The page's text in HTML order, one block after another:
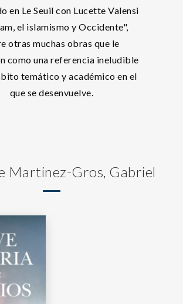
en Le Seuil con Lucette Valensi
el islamismo y Occidente",
otras muchas obras que le
como una referencia ineludible
temático y académico en el
que se desenvuelve.
Martinez-Gros, Gabriel